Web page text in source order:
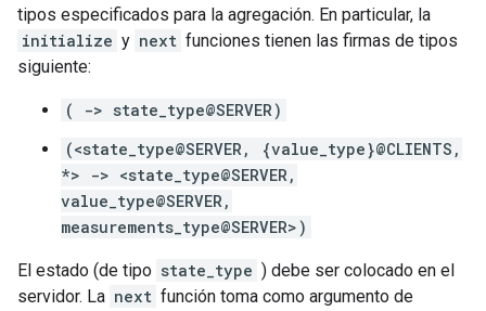
tipos especificados para la agregación. En particular, la
initialize y next funciones tienen las firmas de tipos
siguiente:
( -> state_type@SERVER)
(<state_type@SERVER, {value_type}@CLIENTS,
*> -> <state_type@SERVER,
value_type@SERVER,
measurements_type@SERVER>)
El estado (de tipo state_type ) debe ser colocado en el
servidor. La next función toma como argumento de